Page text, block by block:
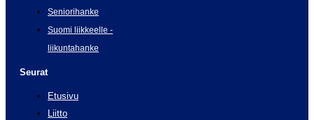
Seniorihanke
Suomi liikkeelle -
liikuntahanke
Seurat
Etusivu
Liitto